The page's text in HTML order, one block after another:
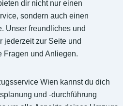
dir nicht nur einen
sondern auch einen
Unser freundliches und
jederzeit zur Seite und
Fragen und Anliegen.
Wien kannst du dich
und -durchführung